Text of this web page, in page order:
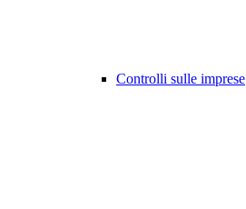
Controlli sulle imprese